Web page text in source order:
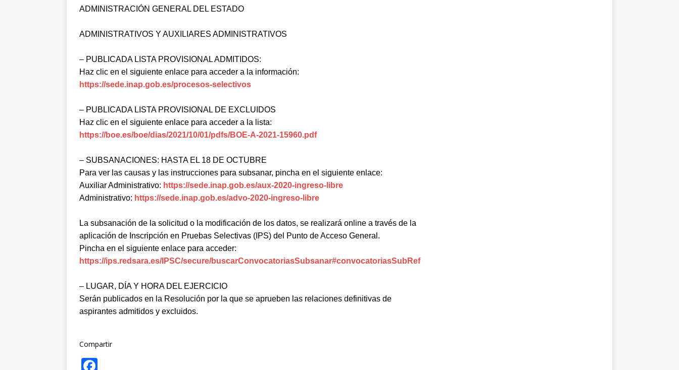
ADMINISTRACIÓN GENERAL DEL ESTADO
ADMINISTRATIVOS Y AUXILIARES ADMINISTRATIVOS
– PUBLICADA LISTA PROVISIONAL ADMITIDOS:
Haz clic en el siguiente enlace para acceder a la información:
https://sede.inap.gob.es/procesos-selectivos
– PUBLICADA LISTA PROVISIONAL DE EXCLUIDOS
Haz clic en el siguiente enlace para acceder a la lista:
https://boe.es/boe/dias/2021/10/01/pdfs/BOE-A-2021-15960.pdf
– SUBSANACIONES: HASTA EL 18 DE OCTUBRE
Para ver las causas y las instrucciones para subsanar, pincha en el siguiente enlace:
Auxiliar Administrativo: https://sede.inap.gob.es/aux-2020-ingreso-libre
Administrativo: https://sede.inap.gob.es/advo-2020-ingreso-libre
La subsanación de la solicitud o la modificación de los datos, se realizará online a través de la
aplicación de Inscripción en Pruebas Selectivas (IPS) del Punto de Acceso General.
Pincha en el siguiente enlace para acceder:
https://ips.redsara.es/IPSC/secure/buscarConvocatoriasSubsanar#convocatoriasSubRef
– LUGAR, DÍA Y HORA DEL EJERCICIO
Serán publicados en la Resolución por la que se aprueben las relaciones definitivas de
aspirantes admitidos y excluidos.
Compartir